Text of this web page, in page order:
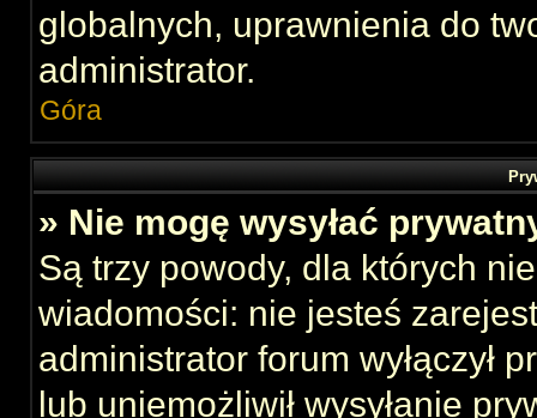
globalnych, uprawnienia do
administrator.
Góra
» Nie mogę wysyłać
Są trzy powody, dla których
wiadomości: nie jesteś
administrator forum wyłączył
lub uniemożliwił wysyłanie